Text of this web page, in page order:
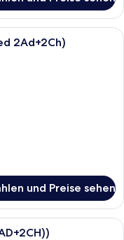
Außenbereich mit
2Ad+2Ch)
und Preise sehen
mit einem Bett,